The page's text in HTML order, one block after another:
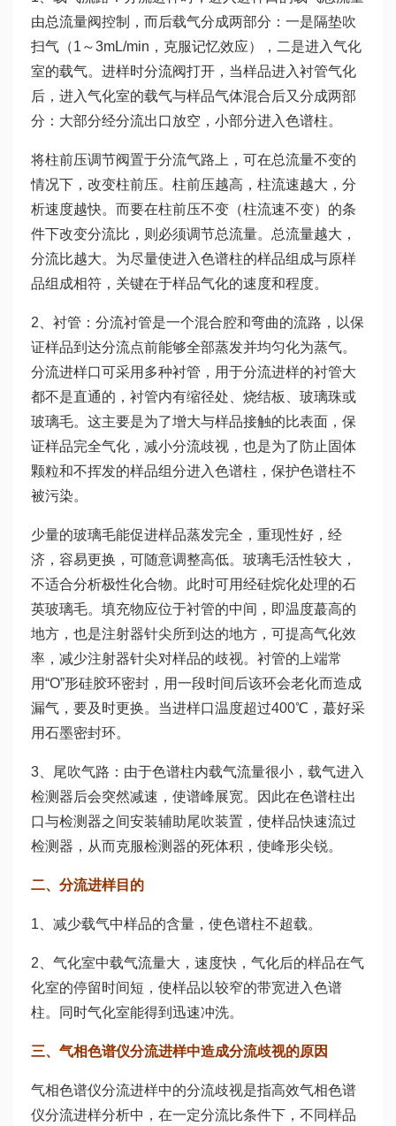
由总流量阀控制，而后载气分成两部分：一是隔垫吹
扫气（1～3mL/min，克服记忆效应），二是进入气化
室的载气。进样时分流阀打开，当样品进入衬管气化
后，进入气化室的载气与样品气体混合后又分成两部
分：大部分经分流出口放空，小部分进入色谱柱。
将柱前压调节阀置于分流气路上，可在总流量不变的
情况下，改变柱前压。柱前压越高，柱流速越大，分
析速度越快。而要在柱前压不变（柱流速不变）的条
件下改变分流比，则必须调节总流量。总流量越大，
分流比越大。为尽量使进入色谱柱的样品组成与原样
品组成相符，关键在于样品气化的速度和程度。
2、衬管：分流衬管是一个混合腔和弯曲的流路，以保
证样品到达分流点前能够全部蒸发并均匀化为蒸气。
分流进样口可采用多种衬管，用于分流进样的衬管大
都不是直通的，衬管内有缩径处、烧结板、玻璃珠或
玻璃毛。这主要是为了增大与样品接触的比表面，保
证样品完全气化，减小分流歧视，也是为了防止固体
颗粒和不挥发的样品组分进入色谱柱，保护色谱柱不
被污染。
少量的玻璃毛能促进样品蒸发完全，重现性好，经
济，容易更换，可随意调整高低。玻璃毛活性较大，
不适合分析极性化合物。此时可用经硅烷化处理的石
英玻璃毛。填充物应位于衬管的中间，即温度蕞高的
地方，也是注射器针尖所到达的地方，可提高气化效
率，减少注射器针尖对样品的歧视。衬管的上端常
用“O”形硅胶环密封，用一段时间后该环会老化而造成
漏气，要及时更换。当进样口温度超过400℃，蕞好采
用石墨密封环。
3、尾吹气路：由于色谱柱内载气流量很小，载气进入
检测器后会突然减速，使谱峰展宽。因此在色谱柱出
口与检测器之间安装辅助尾吹装置，使样品快速流过
检测器，从而克服检测器的死体积，使峰形尖锐。
二、分流进样目的
1、减少载气中样品的含量，使色谱柱不超载。
2、气化室中载气流量大，速度快，气化后的样品在气
化室的停留时间短，使样品以较窄的带宽进入色谱
柱。同时气化室能得到迅速冲洗。
三、气相色谱仪分流进样中造成分流歧视的原因
气相色谱仪分流进样中的分流歧视是指高效气相色谱
仪分流进样分析中，在一定分流比条件下，不同样品